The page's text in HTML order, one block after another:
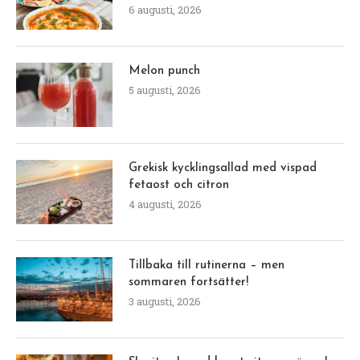
6 augusti, 2026
Melon punch
5 augusti, 2026
Grekisk kycklingsallad med vispad
fetaost och citron
4 augusti, 2026
Tillbaka till rutinerna – men
sommaren fortsätter!
3 augusti, 2026